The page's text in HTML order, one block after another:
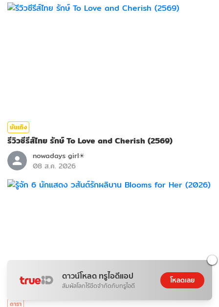
บันเทิง
รีวิวซีรีส์ไทย รักษ์ To Love and Cherish (2569)
nowadays girl☀︎︎
08 ส.ค. 2026
ดารา
ดาวน์โหลด ทรูไอดีแอป
สัมผัสโลกไร้ขีดจำกัดกับทรูไอดี
โหลดเลย